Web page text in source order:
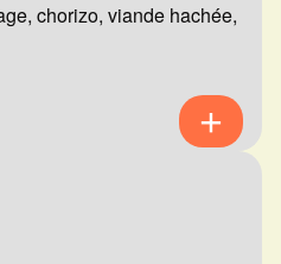
chorizo, viande hachée,